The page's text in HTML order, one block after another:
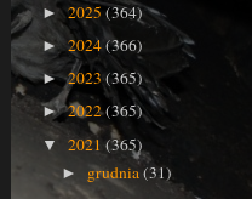
►2025(364)
► 2024(366)
►2023(365)
►2022(365)
▼ 2021(365)
► grudnia(31)